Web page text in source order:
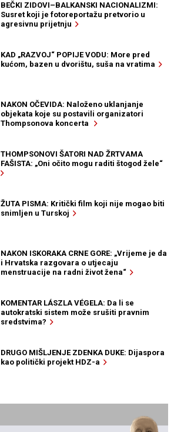
BEČKI ZIDOVI–BALKANSKI NACIONALIZMI:
Susret koji je fotoreportažu pretvorio u
agresivnu prijetnju
KAD „RAZVOJ“ POPIJE VODU: More pred
kućom, bazen u dvorištu, suša na vratima
NAKON OČEVIDA: Naloženo uklanjanje
objekata koje su postavili organizatori
Thompsonova koncerta
THOMPSONOVI ŠATORI NAD ŽRTVAMA
FAŠISTA: „Oni očito mogu raditi štogod žele“
ŽUTA PISMA: Kritički film koji nije mogao biti
snimljen u Turskoj
NAKON ISKORAKA CRNE GORE: „Vrijeme je da
i Hrvatska razgovara o utjecaju
menstruacije na radni život žena“
KOMENTAR LÁSZLA VÉGELA: Da li se
autokratski sistem može srušiti pravnim
sredstvima?
DRUGO MIŠLJENJE ZDENKA DUKE: Dijaspora
kao politički projekt HDZ-a